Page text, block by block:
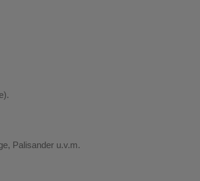
Palisander u.v.m.